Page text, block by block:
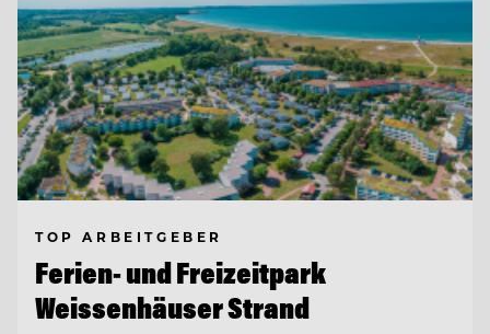
TOP ARBEITGEBER
Ferien- und Freizeitpark
Weissenhäuser Strand